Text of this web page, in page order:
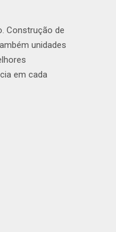
Construção de
unidades
em cada